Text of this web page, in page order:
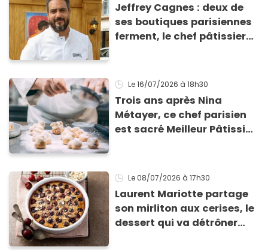
Jeffrey Cagnes : deux de
ses boutiques parisiennes
ferment, le chef pâtissier
Le 16/07/2026 à 18h30
Trois ans après Nina
Métayer, ce chef parisien
est sacré Meilleur Pâtissier
Le 08/07/2026 à 17h30
Laurent Mariotte partage
son mirliton aux cerises, le
dessert qui va détrôner